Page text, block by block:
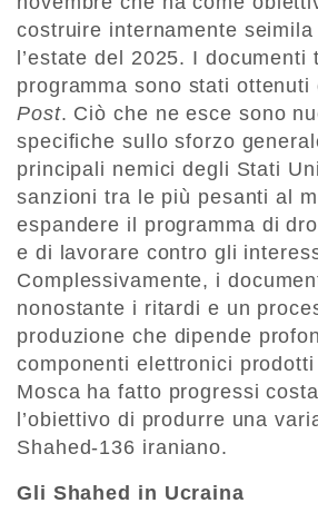
costruire internamente
l’estate del 2025. I documenti
programma sono stati ottenuti
Post. Ciò che ne esce sono
specifiche sullo sforzo
principali nemici degli Stati
sanzioni tra le più pesanti al
espandere il programma di
e di lavorare contro gli
Complessivamente, i
nonostante i ritardi e un
produzione che dipende
componenti elettronici prodotti
Mosca ha fatto progressi
l’obiettivo di produrre una
Shahed-136 iraniano.
Gli Shahed in Ucraina